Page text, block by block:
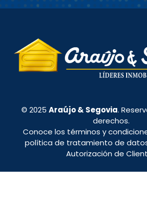
© 2025 Araújo & Segovia.
derechos.
Conoce los términos y
política de tratamiento de
Autorización de